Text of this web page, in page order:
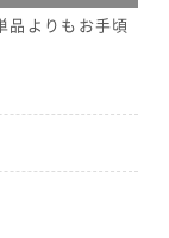
品よりもお手頃